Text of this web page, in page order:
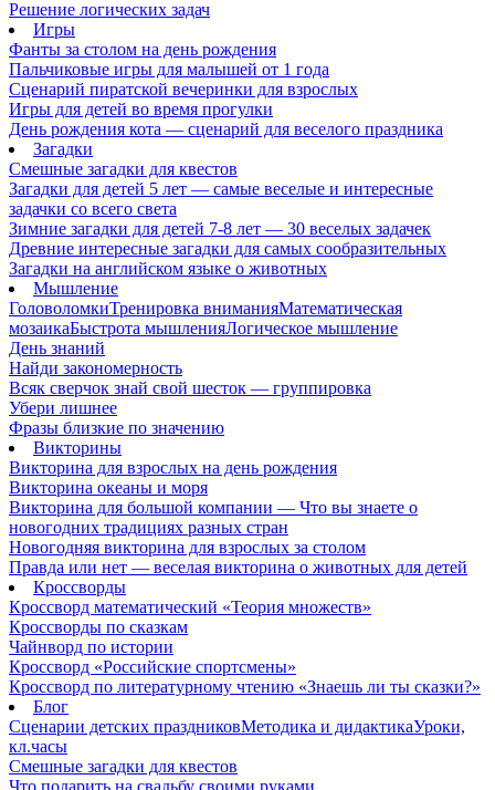
Решение логических задач
Игры
Фанты за столом на день рождения
Пальчиковые игры для малышей от 1 года
Сценарий пиратской вечеринки для взрослых
Игры для детей во время прогулки
День рождения кота — сценарий для веселого праздника
Загадки
Смешные загадки для квестов
Загадки для детей 5 лет — самые веселые и интересные
задачки со всего света
Зимние загадки для детей 7-8 лет — 30 веселых задачек
Древние интересные загадки для самых сообразительных
Загадки на английском языке о животных
Мышление
ГоловоломкиТренировка вниманияМатематическая
мозаикаБыстрота мышленияЛогическое мышление
День знаний
Найди закономерность
Всяк сверчок знай свой шесток — группировка
Убери лишнее
Фразы близкие по значению
Викторины
Викторина для взрослых на день рождения
Викторина океаны и моря
Викторина для большой компании — Что вы знаете о
новогодних традициях разных стран
Новогодняя викторина для взрослых за столом
Правда или нет — веселая викторина о животных для детей
Кроссворды
Кроссворд математический «Теория множеств»
Кроссворды по сказкам
Чайнворд по истории
Кроссворд «Российские спортсмены»
Кроссворд по литературному чтению «Знаешь ли ты сказки?»
Блог
Сценарии детских праздниковМетодика и дидактикаУроки,
кл.часы
Смешные загадки для квестов
Что подарить на свадьбу своими руками